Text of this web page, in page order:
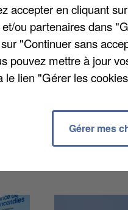
avait été frappée et
préjudice estimé à
Il écope de deux
accepter en cliquant
ou partenaires dans
"Continuer sans
pouvez mettre à jour
le lien "Gérer les
Gérer mes